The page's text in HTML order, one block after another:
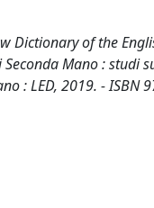
Dictionary of the
Mano :
: LED, 2019. - ISBN